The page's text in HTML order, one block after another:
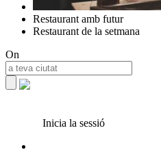
Restaurant amb futur
Restaurant de la setmana
On
Inicia la sessió